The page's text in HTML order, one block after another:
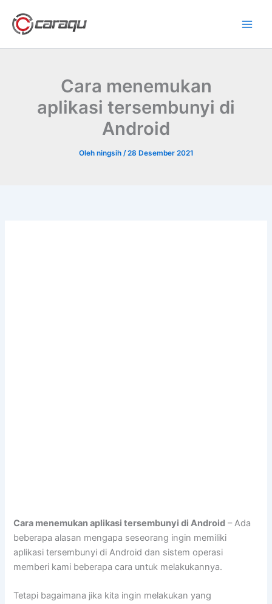
konten
Cara menemukan
aplikasi tersembunyi di
Android
Oleh ningsih /28 Desember 2021
Cara menemukan aplikasi tersembunyi di Android – Ada
beberapa alasan mengapa seseorang ingin memiliki
aplikasi tersembunyi di Android dan sistem operasi
memberi kami beberapa cara untuk melakukannya.
Tetapi bagaimana jika kita ingin melakukan yang